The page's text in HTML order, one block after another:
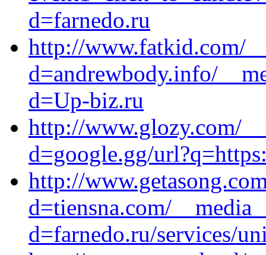
d=farnedo.ru
http://www.fatkid.com/
d=andrewbody.info/
d=Up-biz.ru
http://www.glozy.com/
d=google.gg/
http://
d=tiensna.com/
d=farnedo.ru/services/